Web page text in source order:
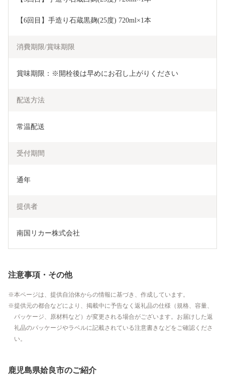
【6回目】手造り石蔵黒麹(25度) 720ml×1本
消費期限/賞味期限
賞味期限：※開栓後は早めにお召し上がりください
配送方法
常温配送
受付期間
通年
提供者
南国リカー株式会社
注意事項・その他
本ページは、提供自治体からの情報に基づき、作成しています。
提供元の都合などにより、掲載中に予告なく返礼品の仕様（規格、容量、
パッケージ、原材料など）が変更される場合がございます。お届けした返
礼品のパッケージやラベルに記載されている注意書きなどをご確認くださ
い。
鹿児島県姶良市のご紹介